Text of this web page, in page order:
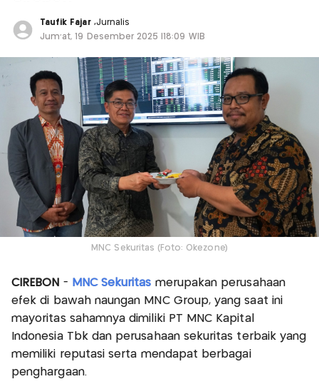
Taufik Fajar ,Jurnalis
Jum'at, 19 Desember 2025 |18:09 WIB
MNC Sekuritas (Foto: Okezone)
CIREBON - MNC Sekuritas merupakan perusahaan
efek di bawah naungan MNC Group, yang saat ini
mayoritas sahamnya dimiliki PT MNC Kapital
Indonesia Tbk dan perusahaan sekuritas terbaik yang
memiliki reputasi serta mendapat berbagai
penghargaan.